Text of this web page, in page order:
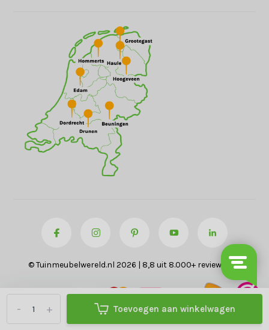
+
- Toevoegen aan winkelwagen
© Tuinmeubelwereld.nl 2026 | 8,8 uit 8.000+ reviews